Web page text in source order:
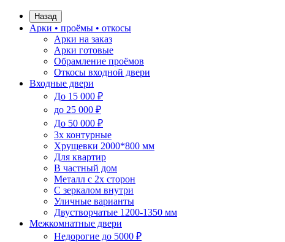
Назад
Арки • проёмы • откосы
Арки на заказ
Арки готовые
Обрамление проёмов
Откосы входной двери
Входные двери
До 15 000 ₽
до 25 000 ₽
До 50 000 ₽
3х контурные
Хрущевки 2000*800 мм
Для квартир
В частный дом
Металл с 2х сторон
С зеркалом внутри
Уличные варианты
Двустворчатые 1200-1350 мм
Межкомнатные двери
Недорогие до 5000 ₽